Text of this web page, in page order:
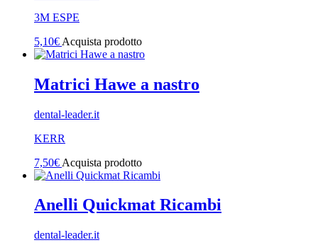
3M ESPE
5,10€ Acquista prodotto
Matrici Hawe a nastro
dental-leader.it
KERR
7,50€ Acquista prodotto
Anelli Quickmat Ricambi
dental-leader.it